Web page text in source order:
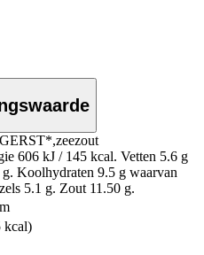
606 kJ / 145 kcal. Vetten 5.6 g
Koolhydraten 9.5 g waarvan
5.1 g. Zout 11.50 g.
kcal)